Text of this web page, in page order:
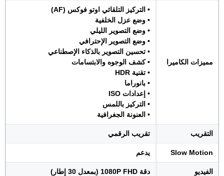
مميزات الكاميرا
• التركيز التلقائي اوتو فوكس (AF)
• وضع عزل الخلفية
• وضع التصوير الليلي
• وضع التصوير الإحترافي
• تحسين التصوير بالذكاء الإصطناعي
• كشف الوجوه والابتسامات
• تقنية HDR
• بانوراما
• إعدادات ISO
• التركيز باللمس
• العنونة الجغرافية
التقريب تقريب الرقمي
Slow Motion يدعم
الفيديو دقة 1080P FHD (بمعدل 30 إطار)